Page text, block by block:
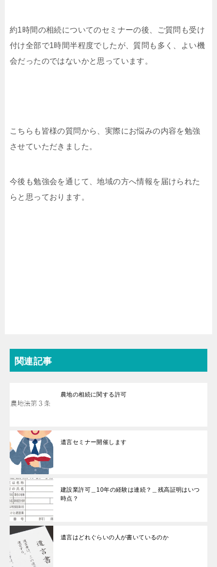
約1時間の相続についてのセミナーの後、ご質問も受け
付け全部で1時間半程度でしたが、質問も多く、よい機
会だったのではないかと思っています。
こちらも皆様の質問から、実際にお悩みの内容を勉強
させていただきました。
今後も勉強会を通じて、地域の方へ情報を届けられた
らと思っております。
関連記事
農地の相続に関する許可
遺言セミナー開催します
建設業許可＿10年の経験は連続？＿残高証明はいつ
時点？
遺言はどれぐらいの人が書いているのか